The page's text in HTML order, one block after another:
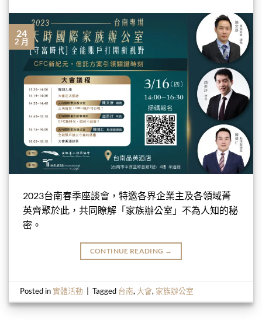
24
2 月
2023台南春季座談會，特邀各界企業主及各領域菁
英齊聚於此，共同瞭解「家族辦公室」不為人知的秘
密。
CONTINUE READING →
Posted in實體活動 Tagged 台南,大會, 家族辦公室